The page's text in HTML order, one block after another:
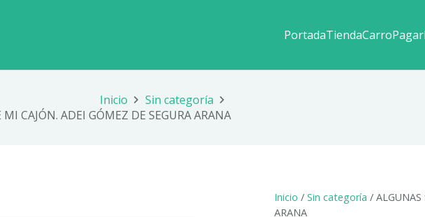
PortadaTiendaCarroPagar
Inicio
Sin categoría
CAJÓN. ADEI GÓMEZ DE SEGURA ARANA
Inicio / Sin categoría / ALGUNAS
ARANA